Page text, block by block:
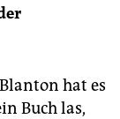
hat es
Buch las,